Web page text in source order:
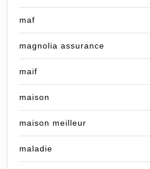
maf
magnolia assurance
maif
maison
maison meilleur
maladie